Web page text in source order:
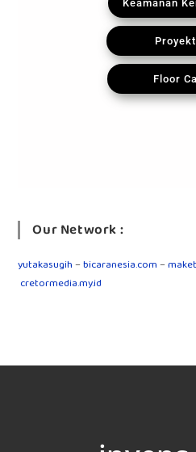
Keamanan
Floor
Our Network :
yutakasugih–bicaranesia.com–
cretormedia.my.id